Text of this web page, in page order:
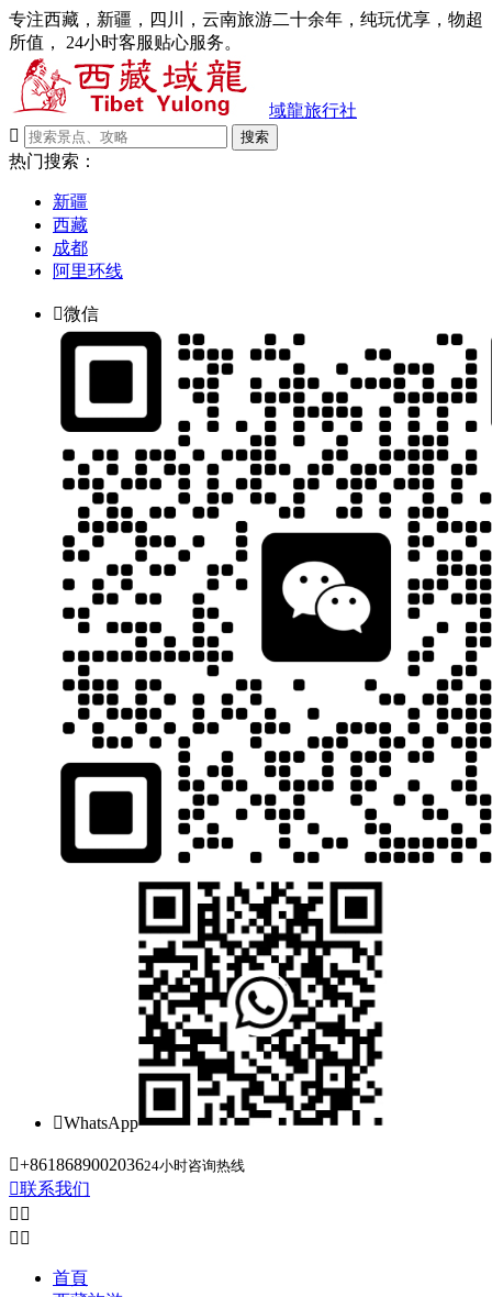
专注西藏，新疆，四川，云南旅游二十余年，纯玩优享，物超
所值， 24小时客服贴心服务。
域龍旅行社

搜索
热门搜索：
新疆
西藏
成都
阿里环线
微信
WhatsApp
+861868900203624小时咨询热线
联系我们
 
 
首頁